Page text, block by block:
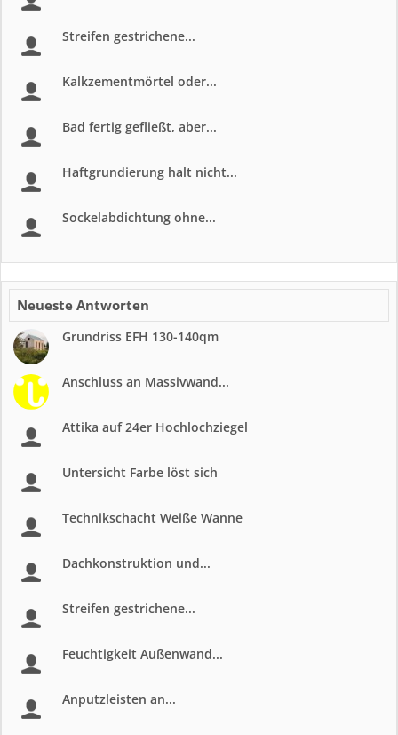
Streifen gestrichene...
Kalkzementmörtel oder...
Bad fertig gefließt, aber...
Haftgrundierung halt nicht...
Sockelabdichtung ohne...
Neueste Antworten
Grundriss EFH 130-140qm
Anschluss an Massivwand...
Attika auf 24er Hochlochziegel
Untersicht Farbe löst sich
Technikschacht Weiße Wanne
Dachkonstruktion und...
Streifen gestrichene...
Feuchtigkeit Außenwand...
Anputzleisten an...